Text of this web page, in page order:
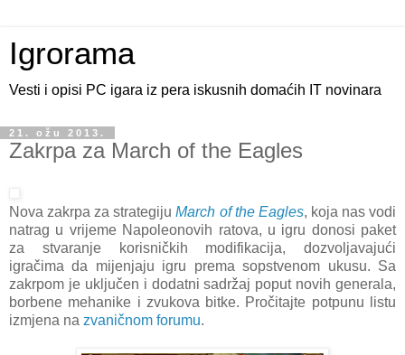
Igrorama
Vesti i opisi PC igara iz pera iskusnih domaćih IT novinara
21. ožu 2013.
Zakrpa za March of the Eagles
Nova zakrpa za strategijuMarch of the Eagles, koja nas vodi
natrag u vrijeme Napoleonovih ratova, u igru donosi paket
za stvaranje korisničkih modifikacija, dozvoljavajući
igračima da mijenjaju igru prema sopstvenom ukusu. Sa
zakrpom je uključen i dodatni sadržaj poput novih generala,
borbene mehanike i zvukova bitke. Pročitajte potpunu listu
izmjena na zvaničnom forumu.